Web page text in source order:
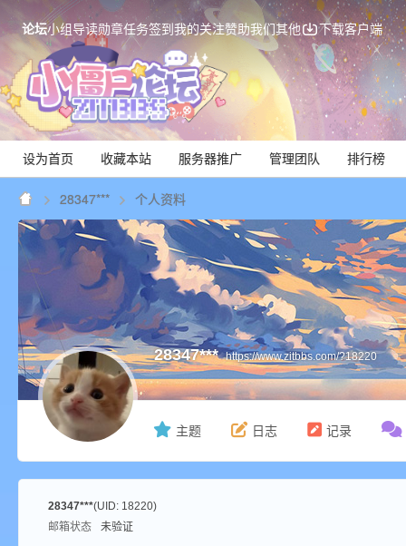
论坛小组导读勋章任务签到我的关注赞助我们其他 下载客户端
设为首页 收藏本站 服务器推广 管理团队 排行榜
Mi
ne
28347*** 个人资料
28347*** https://www.zitbbs.com/?18220
主题 日志 记录
28347***(UID: 18220)
邮箱状态
未验证